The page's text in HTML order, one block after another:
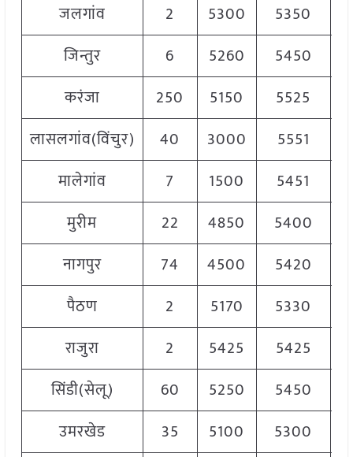
जलगांव
2 5300 5350
जिन्तुर
6 5260 5450
करंजा
250 5150 5525
लासलगांव(विंचुर)
40 3000 5551
मालेगांव
7 1500 5451
मुरीम
22 4850 5400
नागपुर
74 4500 5420
पैठण
2 5170 5330
राजुरा
2 5425 5425
सिंडी(सेलू)
60 5250 5450
उमरखेड
35 5100 5300